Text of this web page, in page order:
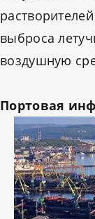
выброса
воздушную
Портовая